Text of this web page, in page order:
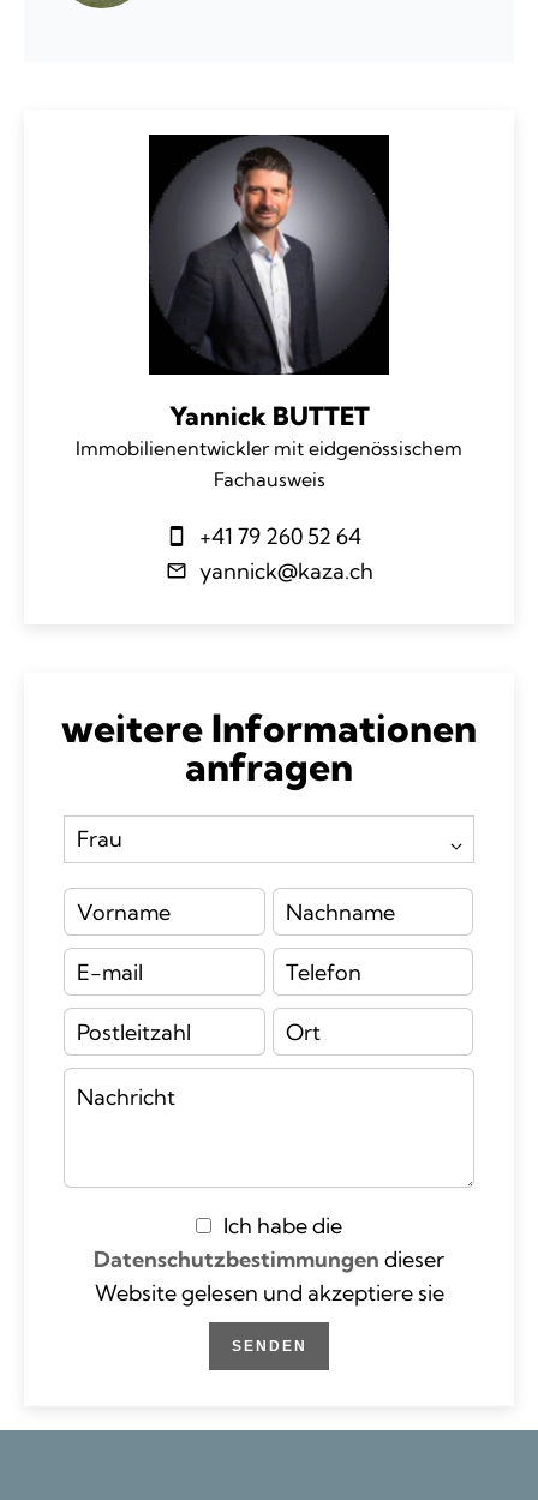
Yannick BUTTET
Immobilienentwickler mit eidgenössischem
Fachausweis
+41 79 260 52 64
yannick@kaza.ch
weitere Informationen
anfragen
Ich habe die
Datenschutzbestimmungen dieser
Website gelesen und akzeptiere sie
SENDEN